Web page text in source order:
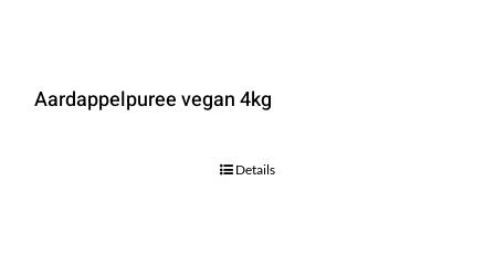
Aardappelpuree vegan 4kg
Details